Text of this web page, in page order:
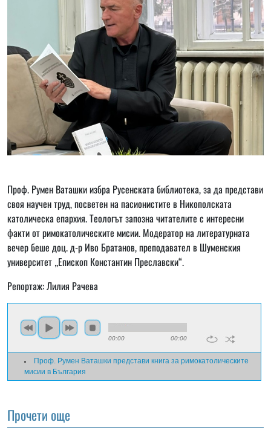
Проф. Румен Ваташки избра Русенската библиотека, за да представи
своя научен труд, посветен на пасионистите в Никополската
католическа епархия. Теологът запозна читателите с интересни
факти от римокатолическите мисии. Модератор на литературната
вечер беше доц. д-р Иво Братанов, преподавател в Шуменския
университет „Епископ Константин Преславски“.
Репортаж: Лилия Рачева
00:00 00:00
Проф. Румен Ваташки представи книга за римокатолическите
мисии в България
Прочети още